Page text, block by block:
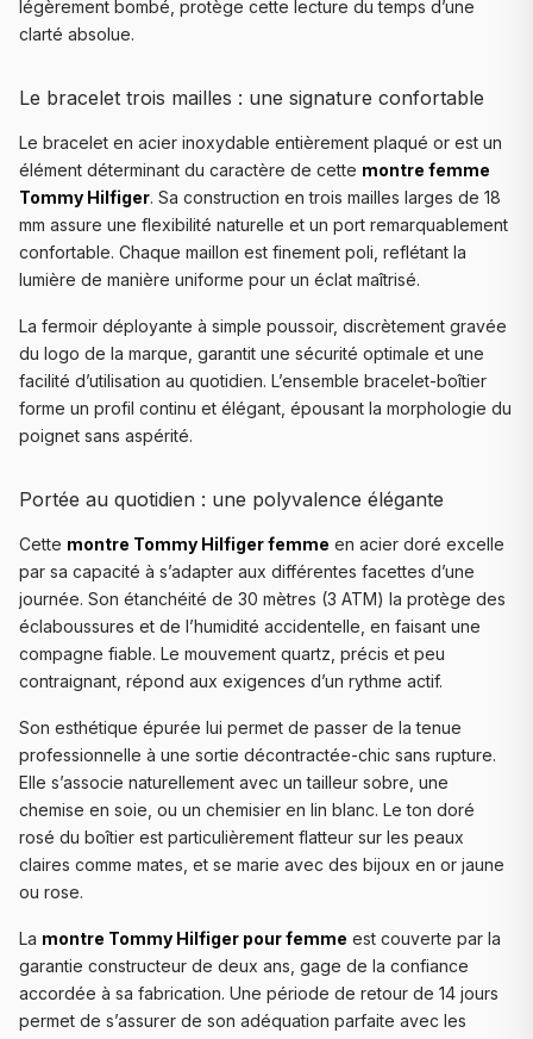
légèrement bombé, protège cette lecture du temps d’une
clarté absolue.
Le bracelet trois mailles : une signature confortable
Le bracelet en acier inoxydable entièrement plaqué or est un
élément déterminant du caractère de cette montre femme
Tommy Hilfiger. Sa construction en trois mailles larges de 18
mm assure une flexibilité naturelle et un port remarquablement
confortable. Chaque maillon est finement poli, reflétant la
lumière de manière uniforme pour un éclat maîtrisé.
La fermoir déployante à simple poussoir, discrètement gravée
du logo de la marque, garantit une sécurité optimale et une
facilité d’utilisation au quotidien. L’ensemble bracelet-boîtier
forme un profil continu et élégant, épousant la morphologie du
poignet sans aspérité.
Portée au quotidien : une polyvalence élégante
Cette montre Tommy Hilfiger femme en acier doré excelle
par sa capacité à s’adapter aux différentes facettes d’une
journée. Son étanchéité de 30 mètres (3 ATM) la protège des
éclaboussures et de l’humidité accidentelle, en faisant une
compagne fiable. Le mouvement quartz, précis et peu
contraignant, répond aux exigences d’un rythme actif.
Son esthétique épurée lui permet de passer de la tenue
professionnelle à une sortie décontractée-chic sans rupture.
Elle s’associe naturellement avec un tailleur sobre, une
chemise en soie, ou un chemisier en lin blanc. Le ton doré
rosé du boîtier est particulièrement flatteur sur les peaux
claires comme mates, et se marie avec des bijoux en or jaune
ou rose.
La montre Tommy Hilfiger pour femme est couverte par la
garantie constructeur de deux ans, gage de la confiance
accordée à sa fabrication. Une période de retour de 14 jours
permet de s’assurer de son adéquation parfaite avec les